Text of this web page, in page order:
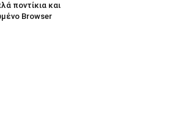
ποντίκια και
Browser